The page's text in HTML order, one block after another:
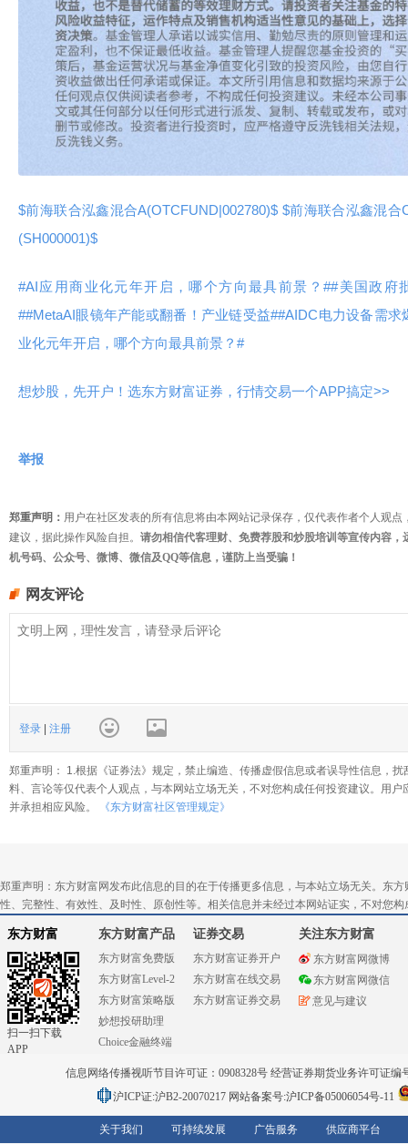
$前海联合泓鑫混合A(OTCFUND|002780)$ $前海联合泓鑫混合
(SH000001)$
#AI应用商业化元年开启，哪个方向最具前景？##美国政府
##MetaAI眼镜年产能或翻番！产业链受益##AIDC电力设备需求
业化元年开启，哪个方向最具前景？#
想炒股，先开户！选东方财富证券，行情交易一个APP搞定>>
举报
郑重声明： 用户在社区发表的所有信息将由本网站记录保存，仅代表作者个人观
建议，据此操作风险自担。 请勿相信代客理财、免费荐股和炒股培训等宣传内容
机号码、公众号、微博、微信及QQ等信息，谨防上当受骗！
网友评论
登录 注册
郑重声明： 1.根据《证券法》规定，禁止编造、传播虚假信息或者误导性信息，
料、言论等仅代表个人观点，与本网站立场无关，不对您构成任何投资建议。用
并承担相应风险。
《东方财富社区管理规定》
郑重声明：东方财富网发布此信息的目的在于传播更多信息，与本站立场无关。东
性、完整性、有效性、及时性、原创性等。相关信息并未经过本网站证实，不对您
东方财富
扫一扫下载
APP
东方财富产品
东方财富免费版
东方财富Level-2
东方财富策略版
妙想投研助理
Choice金融终端
证券交易
东方财富证券开户
东方财富在线交易
东方财富证券交易
关注东方财富
东方财富网微博
东方财富网微信
意见与建议
信息网络传播视听节目许可证：0908328号 经营证券期货业务许可证编
沪ICP证:沪B2-20070217 网站备案号:沪ICP备05006054号-11
关于我们 可持续发展 广告服务 供应商平台